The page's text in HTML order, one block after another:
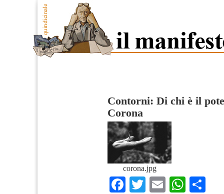
Contorni: Di chi è il
Corona
corona.jpg
Facebook
TwitterEmail